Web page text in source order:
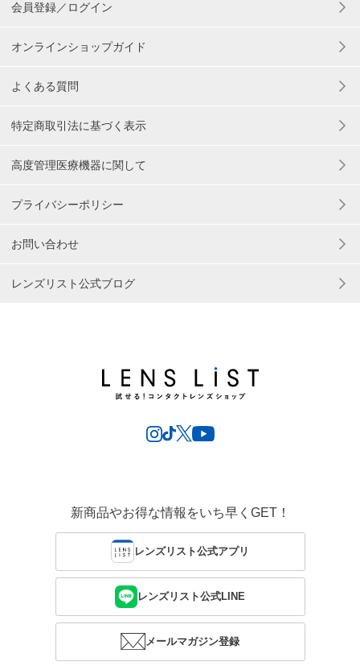
会員登録／ログイン
オンラインショップガイド
よくある質問
特定商取引法に基づく表示
高度管理医療機器に関して
プライバシーポリシー
お問い合わせ
レンズリスト公式ブログ
新商品やお得な情報をいち早くGET！
レンズリスト公式アプリ
レンズリスト公式LINE
メールマガジン登録